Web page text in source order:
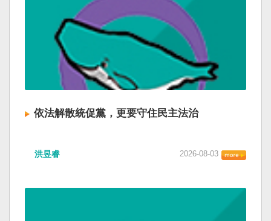
依法解散統促黨，更要守住民主法治
洪昱睿 2026-08-03